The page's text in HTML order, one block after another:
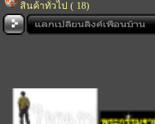
สินค้าทั่วไป ( 18)